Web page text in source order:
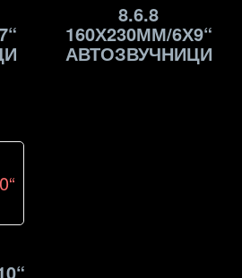
8.6.8
160Х230ММ/6Х9“
АВТОЗВУЧНИЦИ